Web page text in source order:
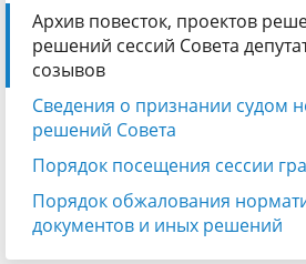
Архив повесток, проектов
решений сессий Совета
созывов
Сведения о признании судом
решений Совета
Порядок посещения сессии
Порядок обжалования
документов и иных решений